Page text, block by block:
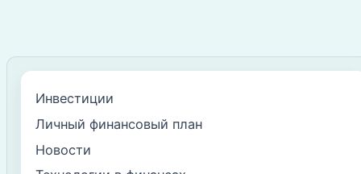
Инвестиции
Личный финансовый план
Новости